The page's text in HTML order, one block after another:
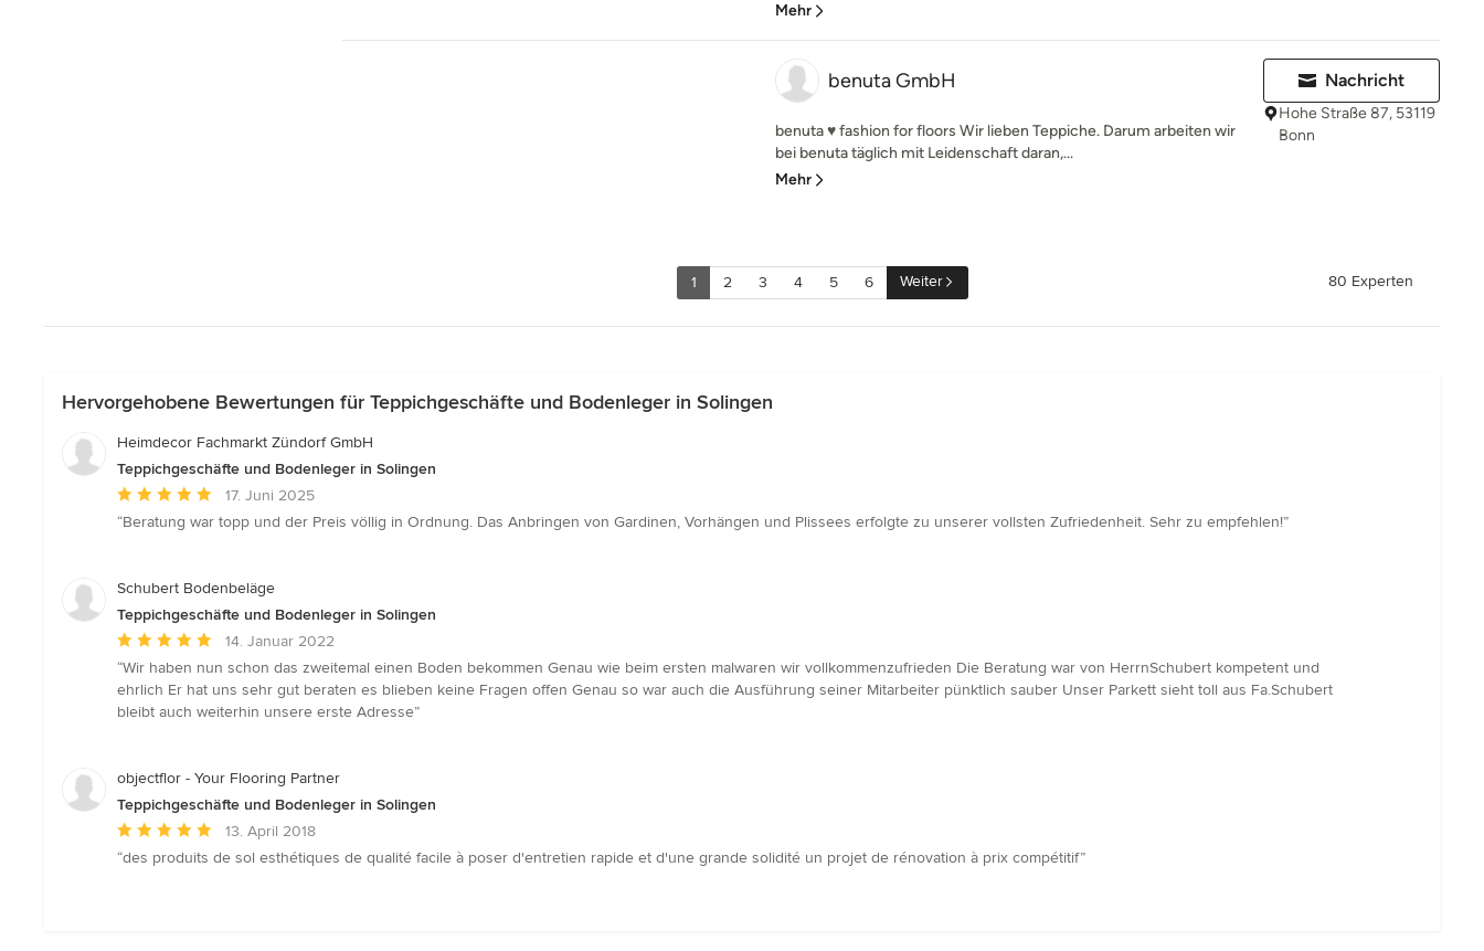
Mehr
benuta GmbH
benuta ♥ fashion for floors Wir lieben Teppiche. Darum arbeiten wir
bei benuta täglich mit Leidenschaft daran,...
Mehr
Nachricht
Hohe Straße 87, 53119
Bonn
1 2 3 4 5 6 Weiter 80 Experten
Hervorgehobene Bewertungen für Teppichgeschäfte und Bodenleger in Solingen
Heimdecor Fachmarkt Zündorf GmbH
Teppichgeschäfte und Bodenleger in Solingen
Durchschnittliche
Bewertung:
5
17. Juni 2025
“Beratung war topp und der Preis völlig in Ordnung. Das Anbringen von Gardinen, Vorhängen und Plissees erfolgte zu unserer vollsten Zufriedenheit. Sehr zu empfehlen!”
Schubert Bodenbeläge
Teppichgeschäfte und Bodenleger in Solingen
Durchschnittliche
Bewertung:
5
von
14. Januar 2022
“Wir haben nun schon das zweitemal einen Boden bekommen Genau wie beim ersten malwaren wir vollkommenzufrieden Die Beratung war von HerrnSchubert kompetent und
ehrlich Er hat uns sehr gut beraten es blieben keine Fragen offen Genau so war auch die Ausführung seiner Mitarbeiter pünktlich sauber Unser Parkett sieht toll aus Fa.Schubert
bleibt auch weiterhin unsere erste Adresse”
objectflor - Your Flooring Partner
Teppichgeschäfte und Bodenleger in Solingen
Durchschnittliche
Bewertung:
13. April 2018
“des produits de sol esthétiques de qualité facile à poser d'entretien rapide et d'une grande solidité un projet de rénovation à prix compétitif”